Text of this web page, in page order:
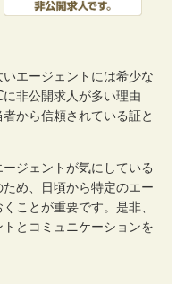
エージェントには希少な
非公開求人が多い理由
から信頼されている証と
ジェントが気にしている
め、日頃から特定のエー
ことが重要です。是非、
とコミュニケーションを